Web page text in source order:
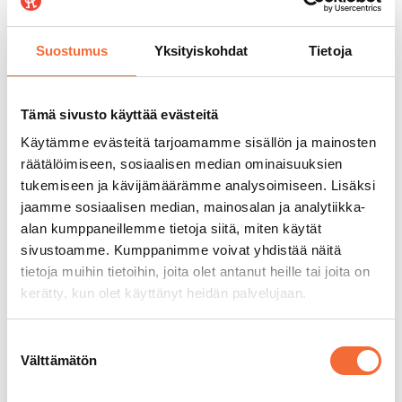
Suostumus Yksityiskohdat Tietoja
Tämä sivusto käyttää evästeitä
Käytämme evästeitä tarjoamamme sisällön ja mainosten
räätälöimiseen, sosiaalisen median ominaisuuksien
tukemiseen ja kävijämäärämme analysoimiseen. Lisäksi
jaamme sosiaalisen median, mainosalan ja analytiikka-
alan kumppaneillemme tietoja siitä, miten käytät
sivustoamme. Kumppanimme voivat yhdistää näitä
tietoja muihin tietoihin, joita olet antanut heille tai joita on
kerätty, kun olet käyttänyt heidän palvelujaan.
valinta
Välttämätön
Teatteri Hevosenkenkä
Teatteri Mukamas, Tampere
Teatteri Rollo
, Helsinki
Unga Teatern,Espoo
Lisätietoa lastenteatteriviikon ohjelmasta
teattereiden omilla sivuilla.
Artikkelien
selaus
EDELLINEN
Raatikko on mukana
Taidetestaajat-
24
SEURAAVA
Lastenteatteriviikon
ARVONTA